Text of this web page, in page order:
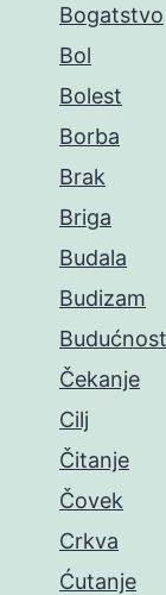
Bogatstvo
Bol
Bolest
Borba
Brak
Briga
Budala
Budizam
Budućnost
Čekanje
Cilj
Čitanje
Čovek
Crkva
Ćutanje